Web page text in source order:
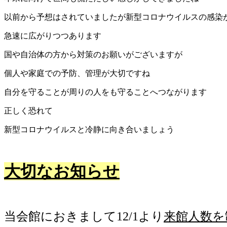
以前から予想はされていましたが新型コロナウイルスの感染
急速に広がりつつあります
国や自治体の方から対策のお願いがございますが
個人や家庭での予防、管理が大切ですね
自分を守ることが周りの人をも守ることへつながります
正しく恐れて
新型コロナウイルスと冷静に向き合いましょう
大切なお知らせ
当会館におきまして12/1より 来館人数を